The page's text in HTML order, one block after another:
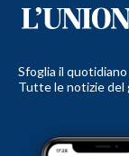
Sfoglia il
Tutte le notizie del